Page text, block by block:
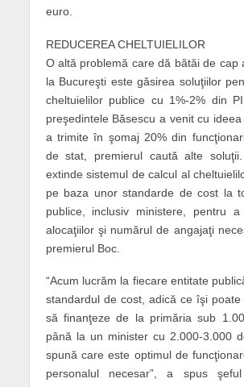
euro.
REDUCEREA CHELTUIELILOR
O altă problemă care dă bătăi de cap
la Bucureşti este găsirea soluţiilor
cheltuielilor publice cu 1%-2% din
pre­şedintele Băsescu a venit cu
a trimite în şomaj 20% din
de stat, premierul caută alte
extinde sistemul de calcul al
pe baza unor standarde de cost la
publice, inclusiv ministere, pentru
alocaţiilor şi numărul de angajaţi
premierul Boc.
“Acum lucrăm la fiecare entitate
standardul de cost, adică ce îşi
să finanţeze de la primăria sub
până la un minister cu 2.000-3.000
spună care este optimul de
personalul necesar”, a spus şeful